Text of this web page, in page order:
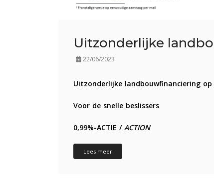
Uitzonderlijke
22/06/2023
Uitzonderlijke landbouwfinanciering
Voor de snelle beslissers
0,99%-ACTIE / ACTION
Lees meer